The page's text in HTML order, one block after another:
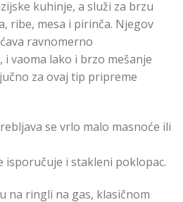
kuhinje, a služi za brzu
ribe, mesa i pirinča. Njegov
ravnomerno
vaoma lako i brzo mešanje
za ovaj tip pripreme
se vrlo malo masnoće ili
isporučuje i stakleni poklopac.
na ringli na gas, klasičnom